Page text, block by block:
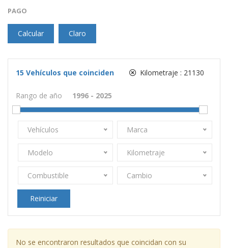
PAGO
Calcular Claro
15 Vehículos que coinciden Kilometraje : 21130
Rango de año
Vehículos Marca
Modelo Kilometraje
Combustible Cambio
Reiniciar
No se encontraron resultados que coincidan con su